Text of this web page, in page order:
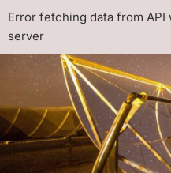
Error fetching data from API
server